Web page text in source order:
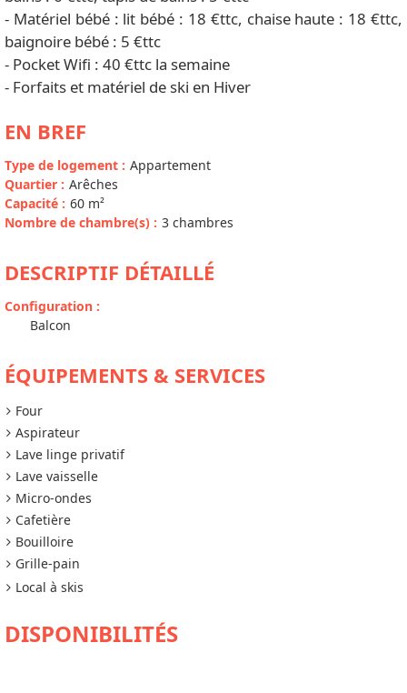
- Matériel bébé : lit bébé : 18 €ttc, chaise haute : 18 €ttc,
baignoire bébé : 5 €ttc
- Pocket Wifi : 40 €ttc la semaine
- Forfaits et matériel de ski en Hiver
EN BREF
Type de logement : Appartement
Quartier : Arêches
Capacité : 60 m²
Nombre de chambre(s) : 3 chambres
DESCRIPTIF DÉTAILLÉ
Configuration :
Balcon
ÉQUIPEMENTS & SERVICES
Four
Aspirateur
Lave linge privatif
Lave vaisselle
Micro-ondes
Cafetière
Bouilloire
Grille-pain
Local à skis
DISPONIBILITÉS